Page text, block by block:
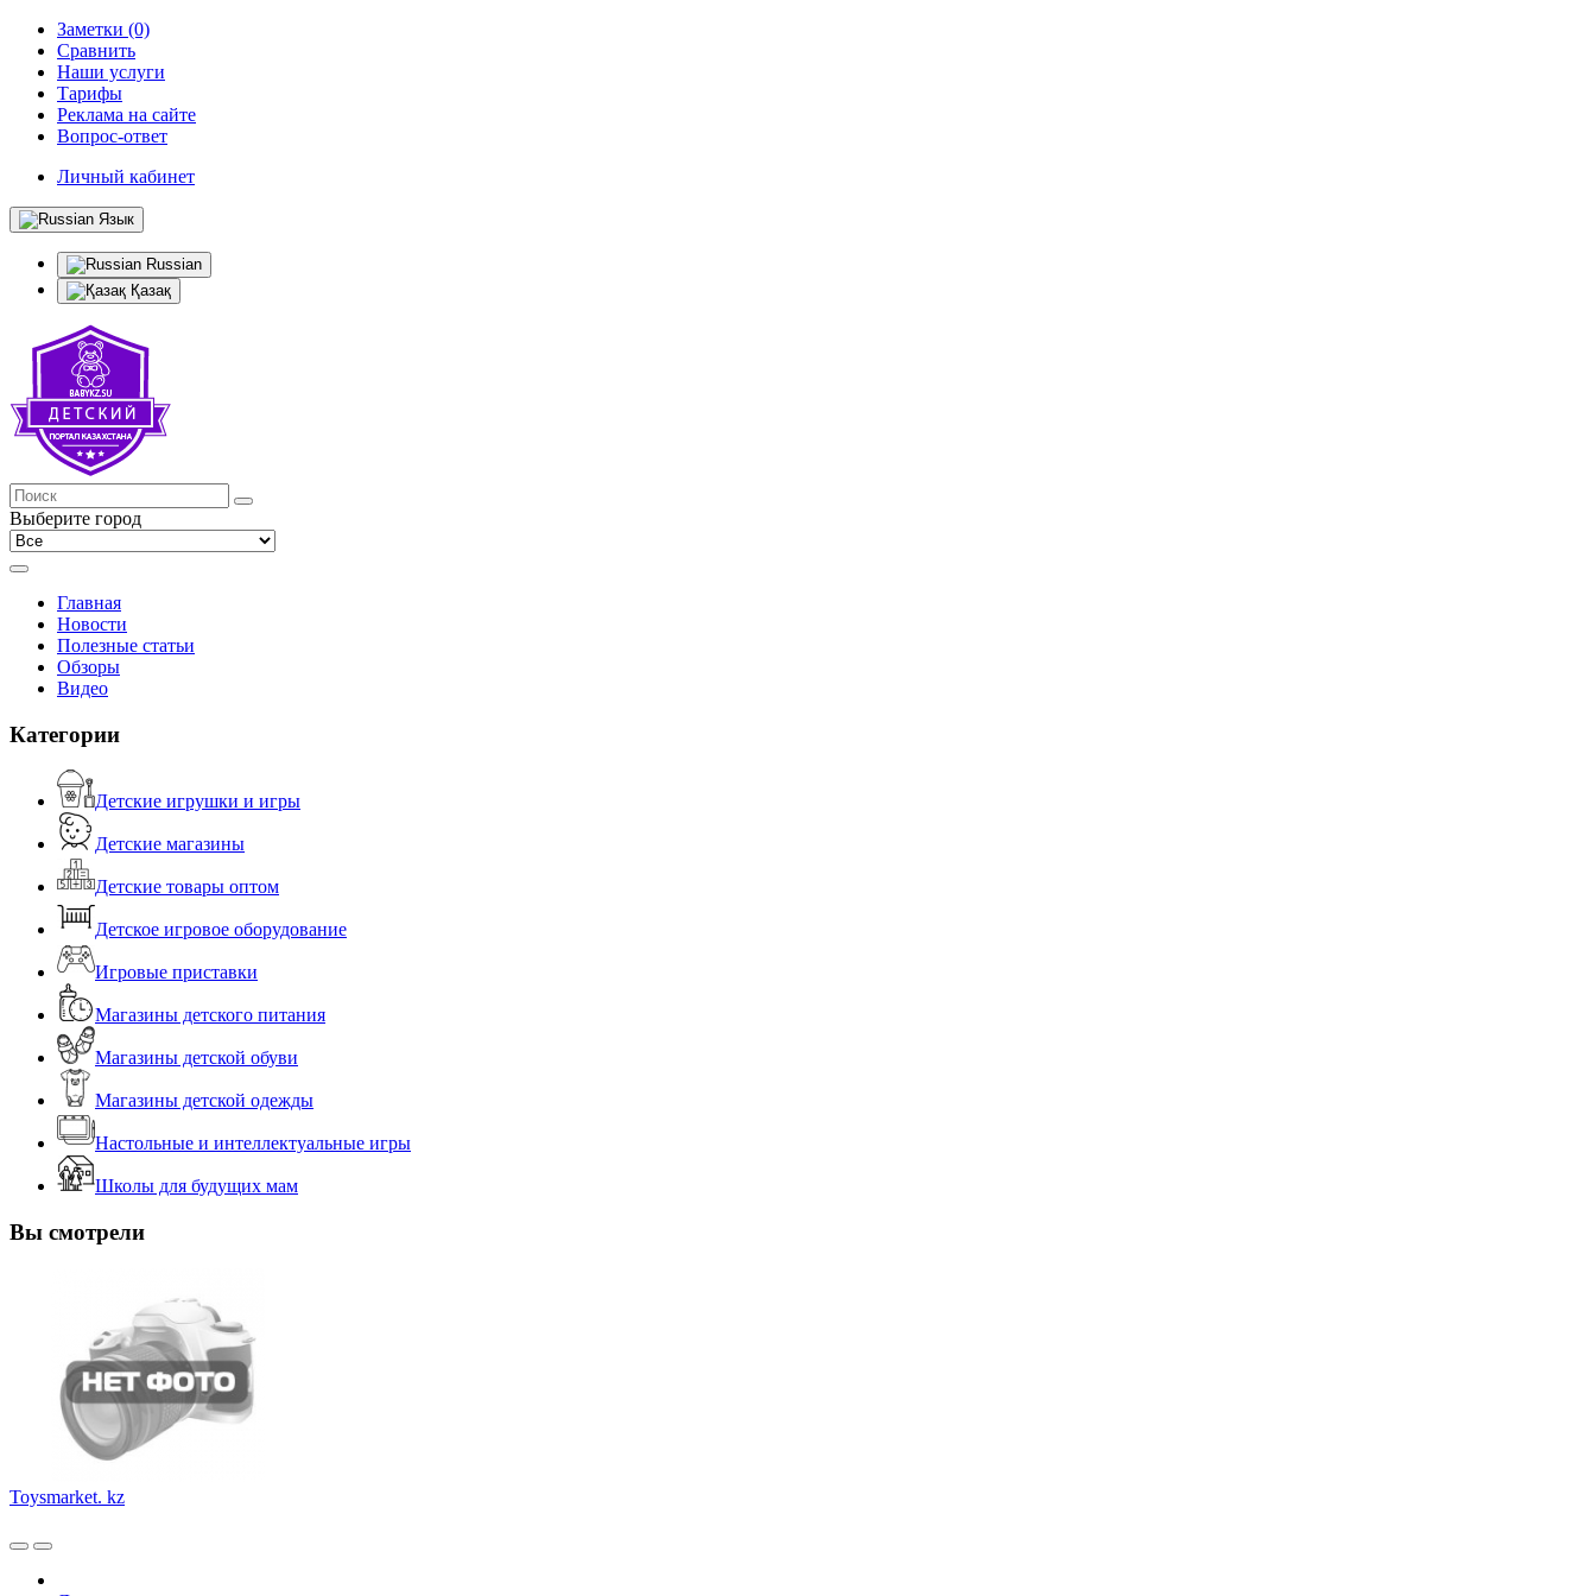
Заметки (0)
Сравнить
Наши услуги
Тарифы
Реклама на сайте
Вопрос-ответ
Личный кабинет
Язык
Russian
Қазақ
Выберите город
Главная
Новости
Полезные статьи
Обзоры
Видео
Категории
Детские игрушки и игры
Детские магазины
Детские товары оптом
Детское игровое оборудование
Игровые приставки
Магазины детского питания
Магазины детской обуви
Магазины детской одежды
Настольные и интеллектуальные игры
Школы для будущих мам
Вы смотрели
Toysmarket. kz